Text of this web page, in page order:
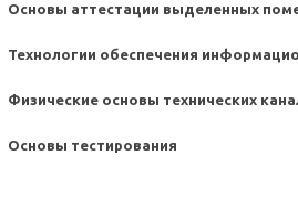
Основы аттестации выделенных
Технологии обеспечения
Физические основы технических
Основы тестирования